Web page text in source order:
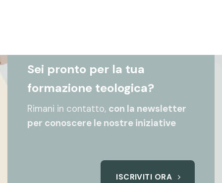
Sei pronto per la tua
formazione teologica?
Rimani in contatto, con la newsletter
per conoscere le nostre iniziative
ISCRIVITI ORA